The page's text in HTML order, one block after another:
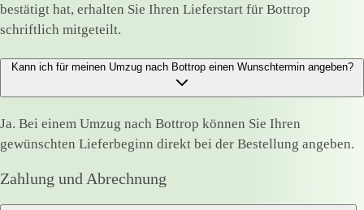
bestätigt hat, erhalten Sie Ihren Lieferstart für Bottrop
schriftlich mitgeteilt.
Kann ich für meinen Umzug nach Bottrop einen Wunschtermin angeben?
Ja. Bei einem Umzug nach Bottrop können Sie Ihren
gewünschten Lieferbeginn direkt bei der Bestellung angeben.
Zahlung und Abrechnung